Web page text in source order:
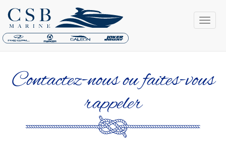
Contactez-nous ou faites-vous
rappeler